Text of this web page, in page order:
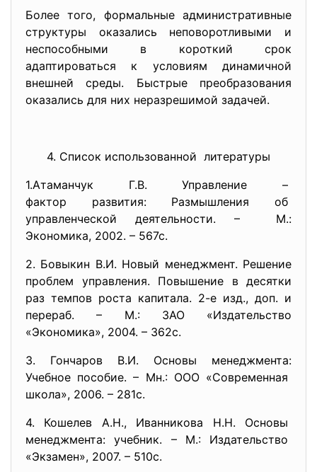
Более того, формальные административные
структуры оказались неповоротливыми и
неспособными в короткий срок
адаптироваться к условиям динамичной
внешней среды. Быстрые преобразования
оказались для них неразрешимой задачей.
4. Список использованной литературы
1.Атаманчук Г.В. Управление –
фактор развития: Размышления об
управленческой деятельности. – М.:
Экономика, 2002. – 567с.
2. Бовыкин В.И. Новый менеджмент. Решение
проблем управления. Повышение в десятки
раз темпов роста капитала. 2-е изд., доп. и
перераб. – М.: ЗАО «Издательство
«Экономика», 2004. – 362с.
3. Гончаров В.И. Основы менеджмента:
Учебное пособие. – Мн.: ООО «Современная
школа», 2006. – 281с.
4. Кошелев А.Н., Иванникова Н.Н. Основы
менеджмента: учебник. – М.: Издательство
«Экзамен», 2007. – 510с.